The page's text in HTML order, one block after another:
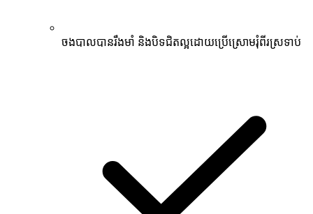
ចងបាលបានរឹងមាំ និងបិទជិតល្អដោយប្រើស្រោមរុំពីរស្រទាប់